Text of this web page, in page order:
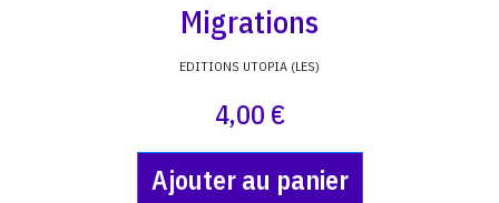
Migrations
EDITIONS UTOPIA (LES)
4,00 €
Ajouter au panier